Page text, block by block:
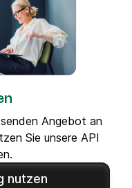
Angebot an
Sie unsere API
nutzen